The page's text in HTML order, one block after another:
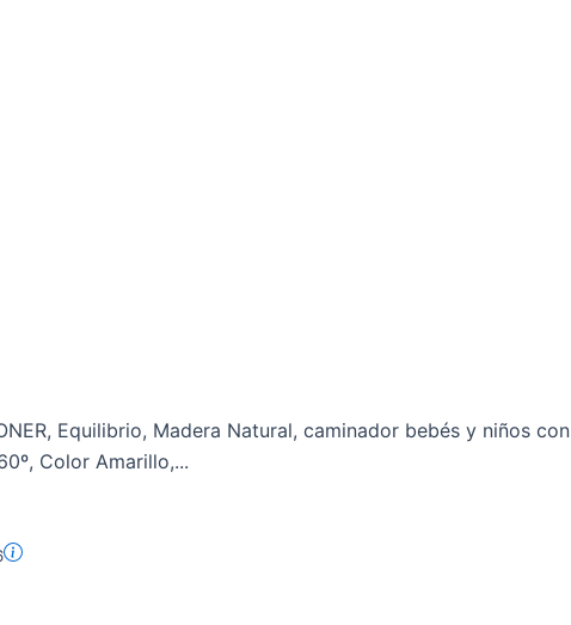
Equilibrio, Madera Natural, caminador bebés y niños con
Color Amarillo,...